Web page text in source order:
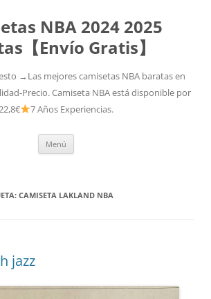
NBA 2024 2025
【Envío Gratis】
→Las mejores camisetas NBA baratas en
Precio. Camiseta NBA está disponible por
7 Años Experiencias.
Menú
CAMISETA LAKLAND NBA
jazz